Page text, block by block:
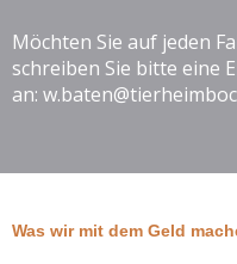
Möchten Sie auf jeden
schreiben Sie bitte eine
an:
Was wir mit dem Geld